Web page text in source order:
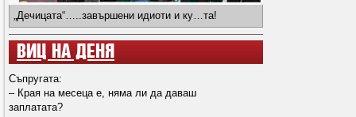
„Дечицата“…..завършени идиоти и ку…та!
ВИЦ НА ДЕНЯ
Съпругата:
– Края на месеца е, няма ли да даваш
заплатата?